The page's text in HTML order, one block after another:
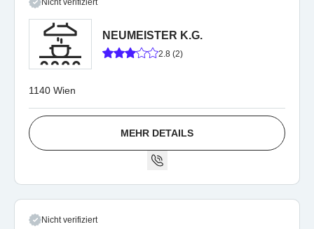
Nicht verifiziert
NEUMEISTER K.G.
2.8 (2)
1140 Wien
MEHR DETAILS
Nicht verifiziert